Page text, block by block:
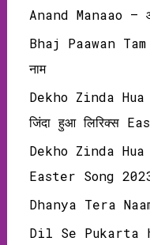
Anand Manaao –
Bhaj Paawan
नाम
Dekho Zinda
जिंदा हुआ लिरिक्‍स
Dekho Zinda
Easter Song 2023
Dhanya Tera
Dil Se Pukarta